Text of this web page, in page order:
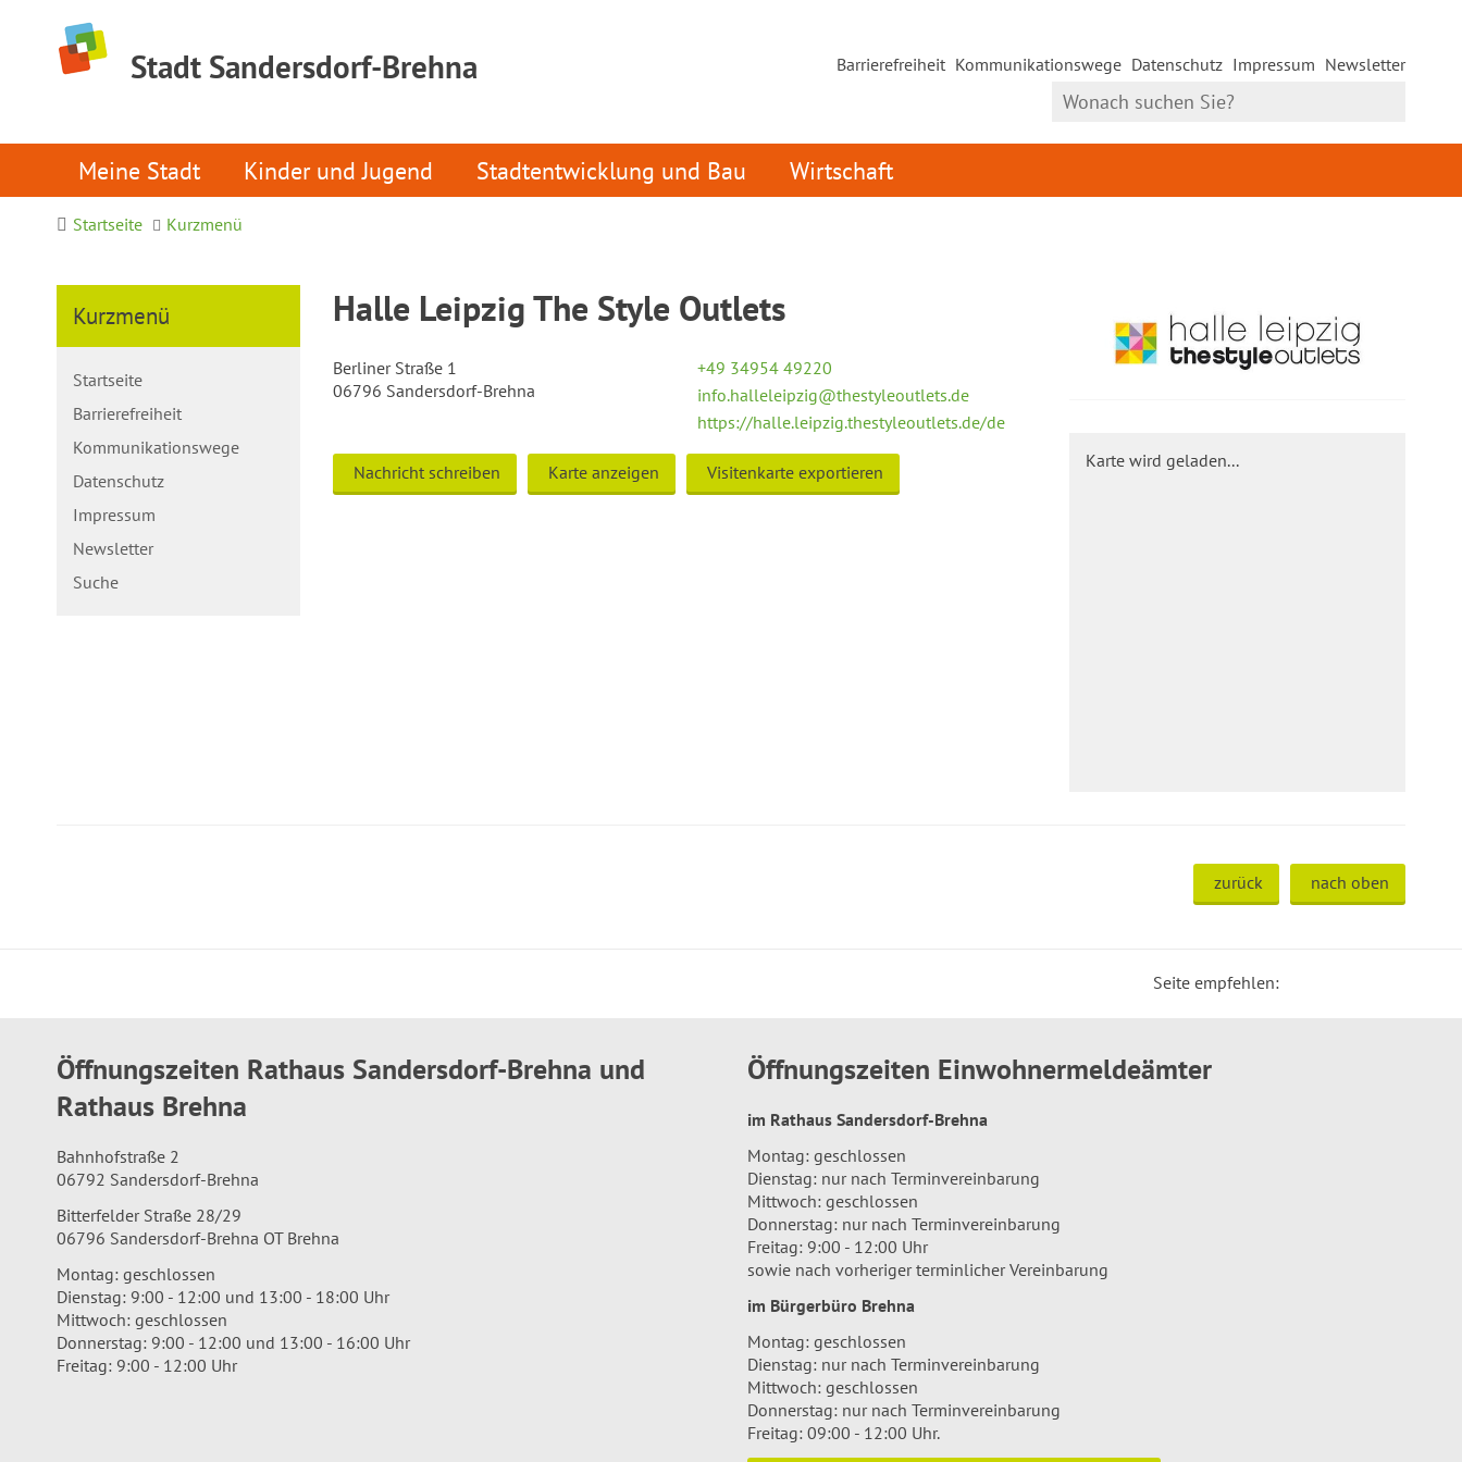
Stadt Sandersdorf-Brehna Barrierefreiheit Kommunikationswege Datenschutz Impressum Newsletter
Meine Stadt Kinder und Jugend Stadtentwicklung und Bau Wirtschaft
Startseite Kurzmenü
Kurzmenü
Startseite
Barrierefreiheit
Kommunikationswege
Datenschutz
Impressum
Newsletter
Suche
Halle Leipzig The Style Outlets
Berliner Straße 1
06796 Sandersdorf-Brehna
+49 34954 49220
info.halleleipzig@thestyleoutlets.de
https://halle.leipzig.thestyleoutlets.de/de
Nachricht schreiben Karte anzeigen Visitenkarte exportieren
Karte wird geladen...
zurück nach oben
Seite empfehlen:
Öffnungszeiten Rathaus Sandersdorf-Brehna und
Rathaus Brehna
Bahnhofstraße 2
06792 Sandersdorf-Brehna
Bitterfelder Straße 28/29
06796 Sandersdorf-Brehna OT Brehna
Montag: geschlossen
Dienstag: 9:00 - 12:00 und 13:00 - 18:00 Uhr
Mittwoch: geschlossen
Donnerstag: 9:00 - 12:00 und 13:00 - 16:00 Uhr
Freitag: 9:00 - 12:00 Uhr
Öffnungszeiten Einwohnermeldeämter
im Rathaus Sandersdorf-Brehna
Montag: geschlossen
Dienstag: nur nach Terminvereinbarung
Mittwoch: geschlossen
Donnerstag: nur nach Terminvereinbarung
Freitag: 9:00 - 12:00 Uhr
sowie nach vorheriger terminlicher Vereinbarung
im Bürgerbüro Brehna
Montag: geschlossen
Dienstag: nur nach Terminvereinbarung
Mittwoch: geschlossen
Donnerstag: nur nach Terminvereinbarung
Freitag: 09:00 - 12:00 Uhr.